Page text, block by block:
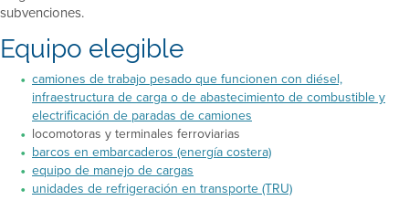
subvenciones.
Equipo elegible
camiones de trabajo pesado que funcionen con diésel,
infraestructura de carga o de abastecimiento de combustible y
electrificación de paradas de camiones
locomotoras y terminales ferroviarias
barcos en embarcaderos (energía costera)
equipo de manejo de cargas
unidades de refrigeración en transporte (TRU)